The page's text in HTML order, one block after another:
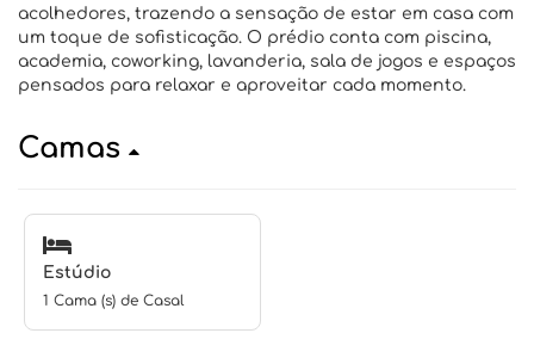
acolhedores, trazendo a sensação de estar em casa com
um toque de sofisticação. O prédio conta com piscina,
academia, coworking, lavanderia, sala de jogos e espaços
pensados para relaxar e aproveitar cada momento.
Camas
Estúdio
1 Cama (s) de Casal